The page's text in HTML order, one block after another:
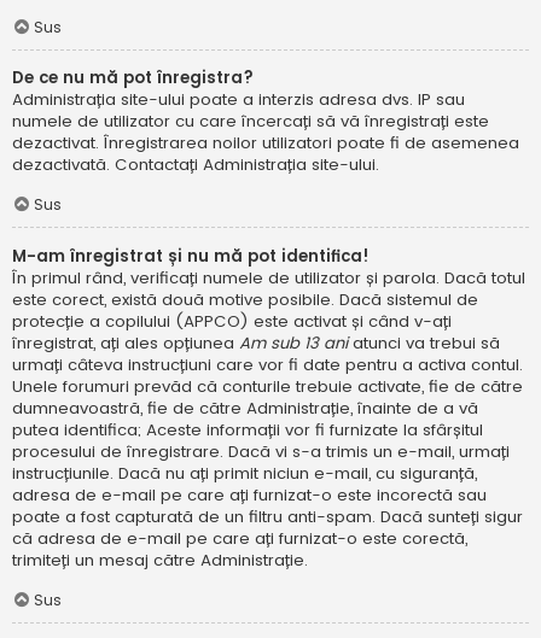
Sus
De ce nu mă pot înregistra?
Administrația site-ului poate a interzis adresa dvs. IP sau
numele de utilizator cu care încercați să vă înregistrați este
dezactivat. Înregistrarea noilor utilizatori poate fi de asemenea
dezactivată. Contactați Administrația site-ului.
Sus
M-am înregistrat și nu mă pot identifica!
În primul rând, verificați numele de utilizator și parola. Dacă totul
este corect, există două motive posibile. Dacă sistemul de
protecție a copilului (APPCO) este activat și când v-ați
înregistrat, ați ales opțiunea Am sub 13 aniatunci va trebui să
urmați câteva instrucțiuni care vor fi date pentru a activa contul.
Unele forumuri prevăd că conturile trebuie activate, fie de către
dumneavoastră, fie de către Administrație, înainte de a vă
putea identifica; Aceste informații vor fi furnizate la sfârșitul
procesului de înregistrare. Dacă vi s-a trimis un e-mail, urmați
instrucțiunile. Dacă nu ați primit niciun e-mail, cu siguranță,
adresa de e-mail pe care ați furnizat-o este incorectă sau
poate a fost capturată de un filtru anti-spam. Dacă sunteți sigur
că adresa de e-mail pe care ați furnizat-o este corectă,
trimiteți un mesaj către Administrație.
Sus